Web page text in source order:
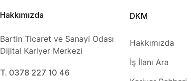
Hakkımızda
Bartin Ticaret ve Sanayi Odası
Dijital Kariyer Merkezi
T. 0378 227 10 46
DKM
Hakkımızda
İş İlanı Ara